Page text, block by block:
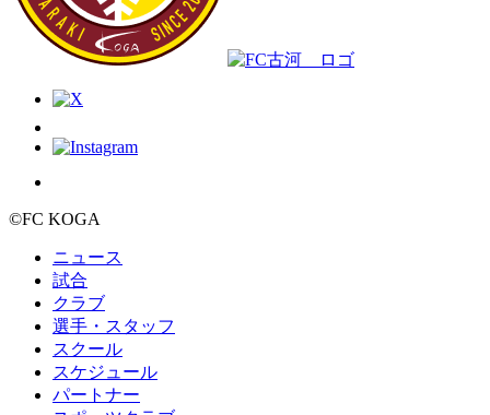
©FC KOGA
ニュース
試合
クラブ
選手・スタッフ
スクール
スケジュール
パートナー